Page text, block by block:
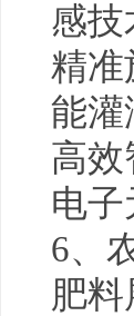
感技
精准
能灌
高效
电子
6、
肥料